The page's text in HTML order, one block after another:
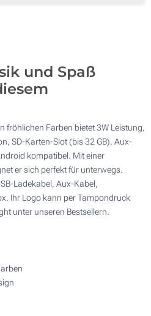
und Spaß
fröhlichen Farben bietet 3W Leistung,
SD-Karten-Slot (bis 32 GB), Aux-
kompatibel. Mit einer
er sich perfekt für unterwegs.
Ladekabel, Aux-Kabel,
Ihr Logo kann per Tampondruck
unter unseren Bestsellern.